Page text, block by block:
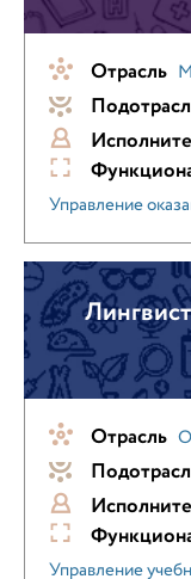
Отрасль
Управление
Отрасль
Управление